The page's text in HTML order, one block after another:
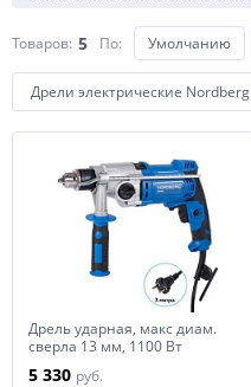
Товаров: 5 По: Умолчанию
Дрели электрические Nordberg
Дрель ударная, макс диам.
сверла 13 мм, 1100 Вт
5 330 руб.